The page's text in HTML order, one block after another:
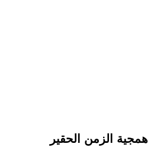
همجية الزمن الحقير